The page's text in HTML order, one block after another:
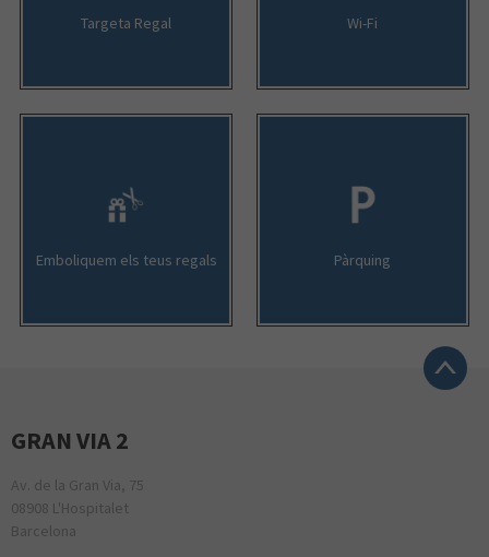
Targeta Regal Wi-Fi
Emboliquem els teus regals Pàrquing
GRAN VIA 2
Av. de la Gran Via, 75
08908 L'Hospitalet
Barcelona